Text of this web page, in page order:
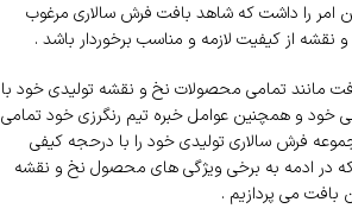
امر را داشت که شاهد بافت فرش سالاری مرغوب
از کیفیت لازمه و مناسب برخوردار باشد .
مانند تمامی محصولات نخ و نقشه تولیدی خود با
خود و همچنین عوامل خبره تیم رنگرزی خود تمامی
فرش سالاری تولیدی خود را با درحجه کیفی
که در ادمه به برخی ویژگی های محصول نخ و نقشه
بافت می پردازیم .